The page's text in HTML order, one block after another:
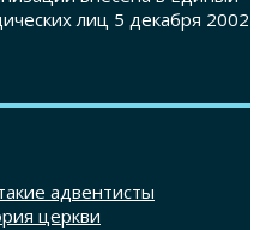
лиц 5 декабря 2002
адвентисты
церкви